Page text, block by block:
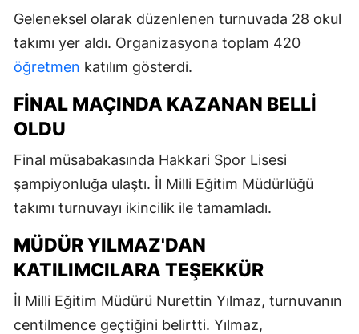
Geleneksel olarak düzenlenen turnuvada 28 okul
takımı yer aldı. Organizasyona toplam 420
öğretmen katılım gösterdi.
FINAL MAÇINDA KAZANAN BELLI
OLDU
Final müsabakasında Hakkari Spor Lisesi
şampiyonluğa ulaştı. İl Milli Eğitim Müdürlüğü
takımı turnuvayı ikincilik ile tamamladı.
MÜDÜR YILMAZ'DAN
KATILIMCILARA TEŞEKKÜR
İl Milli Eğitim Müdürü Nurettin Yılmaz, turnuvanın
centilmence geçtiğini belirtti. Yılmaz,